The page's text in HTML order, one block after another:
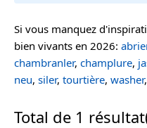
Si vous manquez
bien vivants en 2026:
chambranler, champlure,
neu, siler, tourtière, washer,
Total de 1